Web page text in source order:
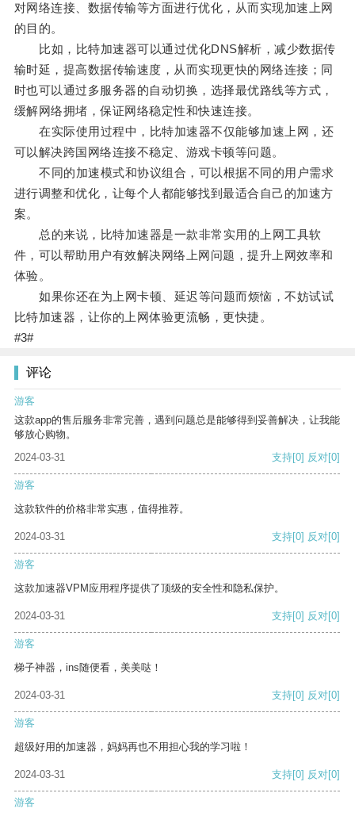
对网络连接、数据传输等方面进行优化，从而实现加速上网
的目的。
比如，比特加速器可以通过优化DNS解析，减少数据传
输时延，提高数据传输速度，从而实现更快的网络连接；同
时也可以通过多服务器的自动切换，选择最优路线等方式，
缓解网络拥堵，保证网络稳定性和快速连接。
在实际使用过程中，比特加速器不仅能够加速上网，还
可以解决跨国网络连接不稳定、游戏卡顿等问题。
不同的加速模式和协议组合，可以根据不同的用户需求
进行调整和优化，让每个人都能够找到最适合自己的加速方
案。
总的来说，比特加速器是一款非常实用的上网工具软
件，可以帮助用户有效解决网络上网问题，提升上网效率和
体验。
如果你还在为上网卡顿、延迟等问题而烦恼，不妨试试
比特加速器，让你的上网体验更流畅，更快捷。
#3#
评论
游客
这款app的售后服务非常完善，遇到问题总是能够得到妥善解决，让我能
够放心购物。
2024-03-31
支持[0] 反对[0]
游客
这款软件的价格非常实惠，值得推荐。
2024-03-31 支持[0] 反对[0]
游客
这款加速器VPM应用程序提供了顶级的安全性和隐私保护。
2024-03-31 支持[0] 反对[0]
游客
梯子神器，ins随便看，美美哒！
2024-03-31 支持[0] 反对[0]
游客
超级好用的加速器，妈妈再也不用担心我的学习啦！
2024-03-31 支持[0] 反对[0]
游客